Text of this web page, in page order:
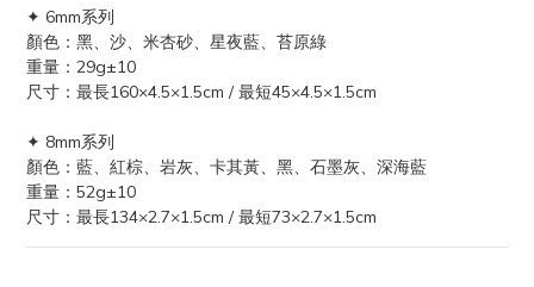
✦ 6mm系列
顏色：黑、沙、米杏砂、星夜藍、苔原綠
重量：29g±10
尺寸：最長160×4.5×1.5cm / 最短45×4.5×1.5cm
✦ 8mm系列
顏色：藍、紅棕、岩灰、卡其黃、黑、石墨灰、深海藍
重量：52g±10
尺寸：最長134×2.7×1.5cm / 最短73×2.7×1.5cm